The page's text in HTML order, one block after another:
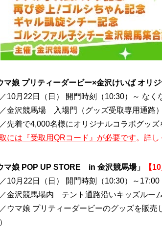
マ娘 プリティーダービー×金沢けいば オリ
10月 22 日（日） 開門時刻（10:30）～ なく
金沢競馬場 入場門（グッズ受取専用通路）
先着で4,000名様にオリジナルコラボグッズ
には『受取用QRコード』が必要です。詳し
マ娘 POP UP STORE in 金沢競馬場」
【
10月 22 日（日） 開門時刻（10:30）～ 17:00
金沢競馬場内 テント通路沿いキッズルーム
ウマ娘 プリティーダービーのグッズを販売